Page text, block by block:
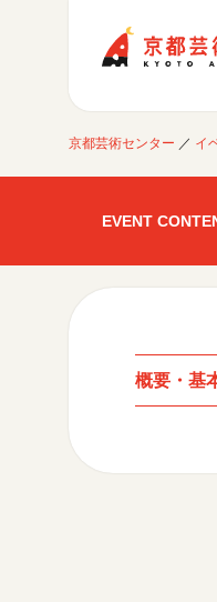
京都芸術センター ／ イ
EVENT
開催中のイ
月間スケジ
これまでの
概要・基